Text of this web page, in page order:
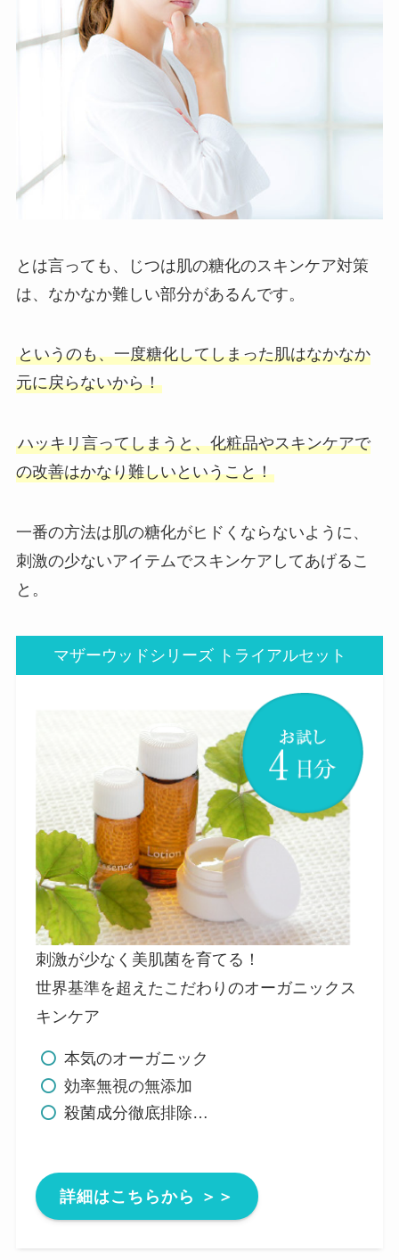
とは言っても、じつは肌の糖化のスキンケア対策
は、なかなか難しい部分があるんです。
というのも、一度糖化してしまった肌はなかなか
元に戻らないから！
ハッキリ言ってしまうと、化粧品やスキンケアで
の改善はかなり難しいということ！
一番の方法は肌の糖化がヒドくならないように、
刺激の少ないアイテムでスキンケアしてあげるこ
と。
マザーウッドシリーズ トライアルセット
刺激が少なく美肌菌を育てる！
世界基準を超えたこだわりのオーガニックス
キンケア
本気のオーガニック
効率無視の無添加
殺菌成分徹底排除…
詳細はこちらから ＞＞